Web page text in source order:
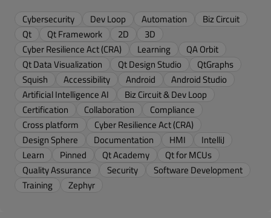
Cybersecurity Dev Loop Automation
Biz Circuit
Qt
Qt Framework 2D
3D
Cyber Resilience Act (CRA)
Learning
QA Orbit
Qt Data Visualization
Qt Design Studio
QtGraphs
Squish
Accessibility Android
Android Studio
Artificial Intelligence AI
Biz Circuit & Dev Loop
Certification
Collaboration
Compliance
Cross platform
Cyber Resilience Act (CRA)
Design Sphere
Documentation HMI
IntelliJ
Learn
Pinned Qt Academy
Qt for MCUs
Quality Assurance
Security
Software Development
Training
Zephyr